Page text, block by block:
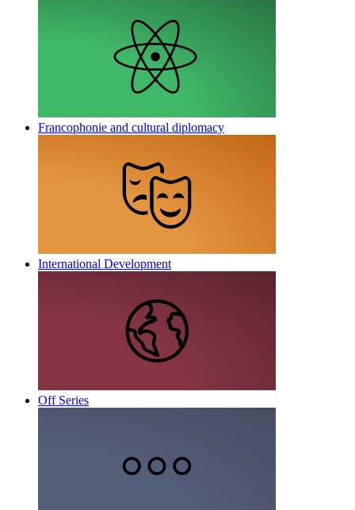
Francophonie and cultural diplomacy
International Development
Off Series